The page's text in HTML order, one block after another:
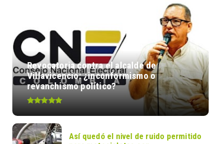
Revocatoria contra el alcalde de
Villavicencio: ¿inconformismo o
revanchismo político?
Así quedó el nivel de ruido permitido